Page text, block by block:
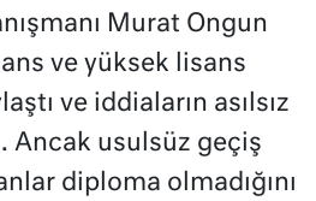
Murat Ongun
ve yüksek lisans
ve iddiaların asılsız
Ancak usulsüz geçiş
diploma olmadığını